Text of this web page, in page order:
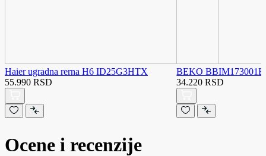
Haier ugradna rerna H6 ID25G3HTX
55.990 RSD
BEKO
34.220 RSD
Ocene i recenzije